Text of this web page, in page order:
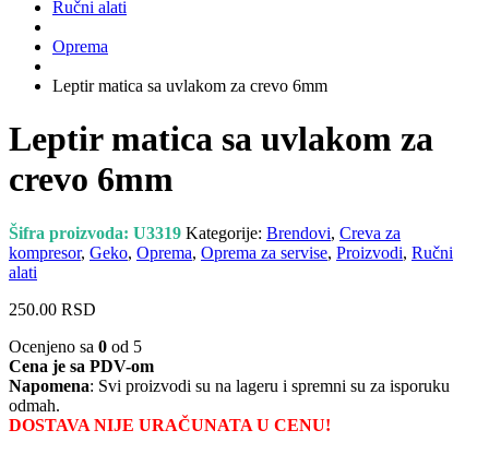
Ručni alati
Oprema
Leptir matica sa uvlakom za crevo 6mm
Leptir matica sa uvlakom za
crevo 6mm
Šifra proizvoda: U3319 Kategorije: Brendovi, Creva za
kompresor, Geko, Oprema, Oprema za servise, Proizvodi, Ručni
alati
250.00 RSD
Ocenjeno sa 0 od 5
Cena je sa PDV-om
Napomena: Svi proizvodi su na lageru i spremni su za isporuku
odmah.
DOSTAVA NIJE URAČUNATA U CENU!